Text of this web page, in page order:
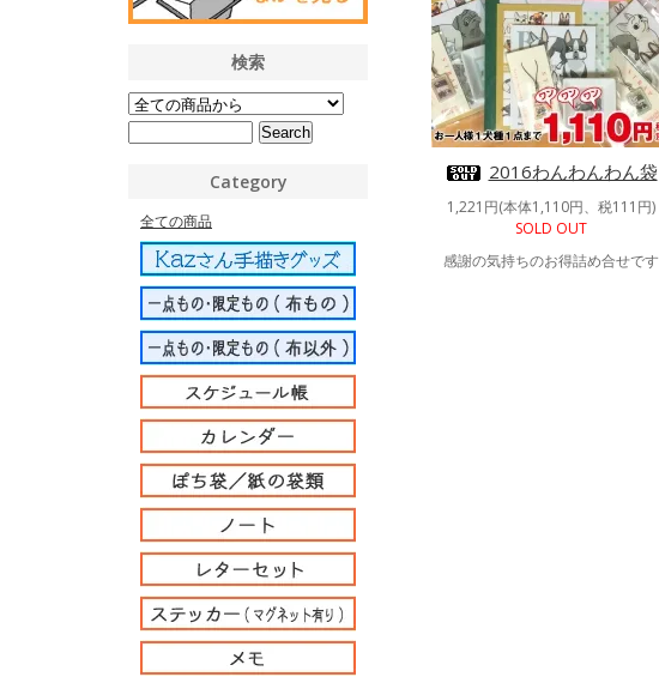
2016わんわんわん袋
1,221円(本体1,110円、税111円)
SOLD OUT
感謝の気持ちのお得詰め合せです
検索
Category
全ての商品